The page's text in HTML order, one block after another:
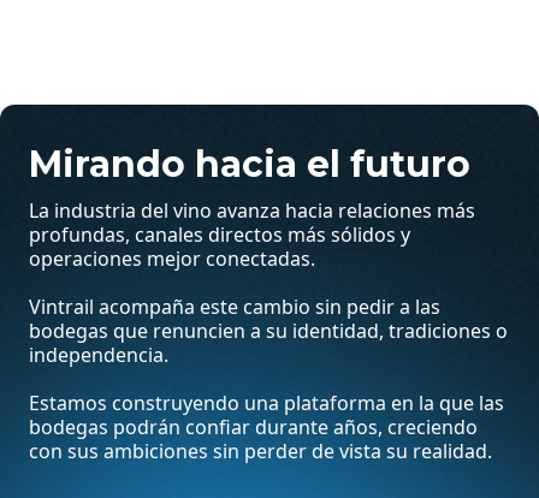
Mirando hacia el futuro
La industria del vino avanza hacia relaciones más
profundas, canales directos más sólidos y
operaciones mejor conectadas.
Vintrail acompaña este cambio sin pedir a las
bodegas que renuncien a su identidad, tradiciones o
independencia.
Estamos construyendo una plataforma en la que las
bodegas podrán confiar durante años, creciendo
con sus ambiciones sin perder de vista su realidad.